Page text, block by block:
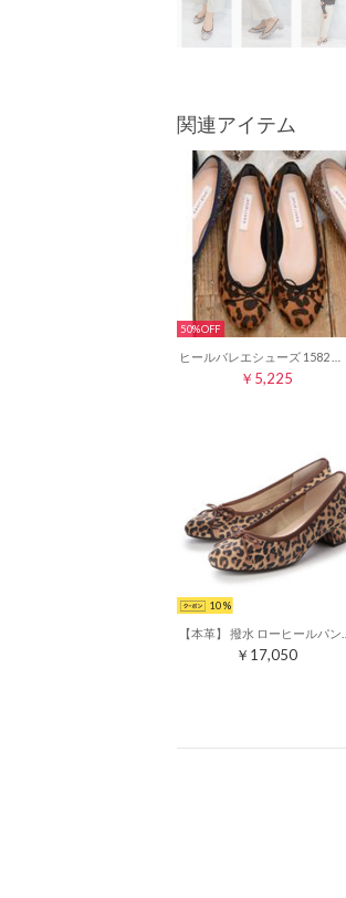
関連アイテム
50%
￥5,225
10
￥17,050